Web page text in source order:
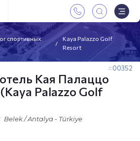
спортивных
Kaya Palazzo Golf
Resort
00352
Кая Палаццо
Palazzo Golf
Belek / Antalya - Türkiye